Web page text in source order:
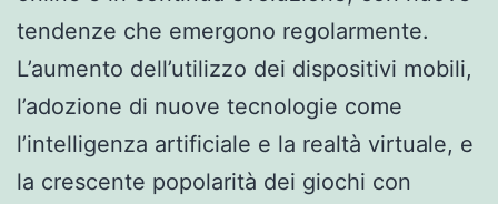
tendenze che emergono regolarmente.
L’aumento dell’utilizzo dei dispositivi mobili,
l’adozione di nuove tecnologie come
l’intelligenza artificiale e la realtà virtuale, e
la crescente popolarità dei giochi con